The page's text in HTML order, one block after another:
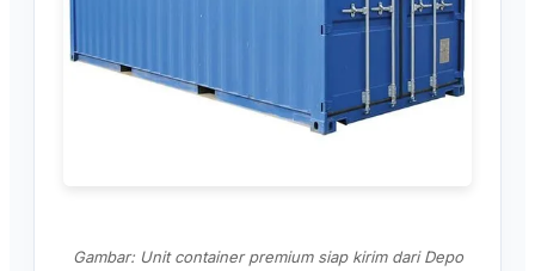
Gambar: Unit container premium siap kirim dari Depo